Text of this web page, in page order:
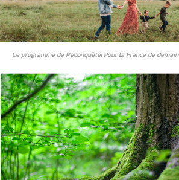
Le programme de Reconquête! Pour la France de demain